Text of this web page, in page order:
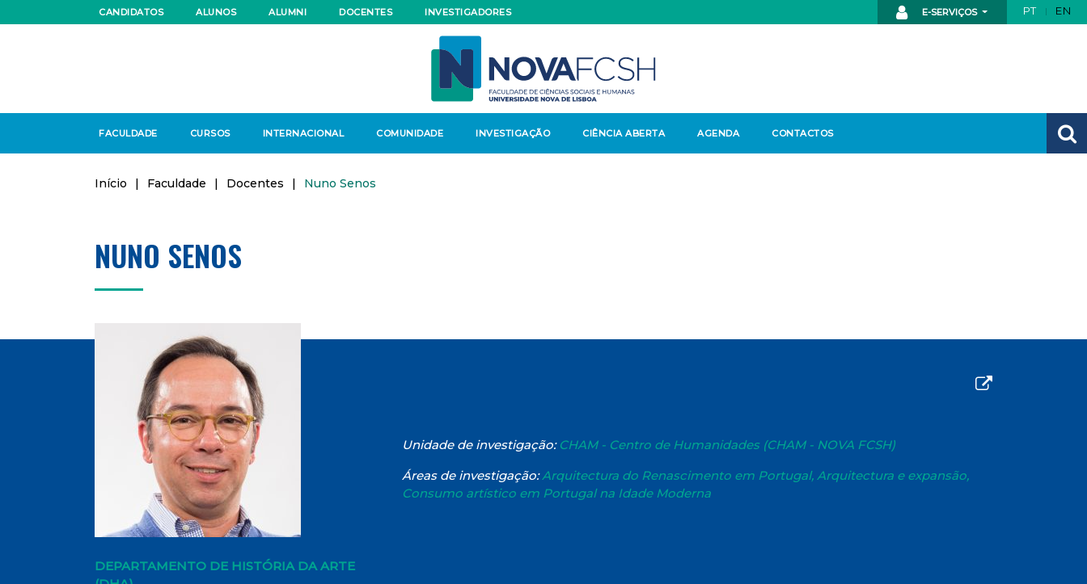
E-SERVIÇOS PT EN
CANDIDATOS ALUNOS ALUMNI DOCENTES INVESTIGADORES
FACULDADE CURSOS INTERNACIONAL COMUNIDADE INVESTIGAÇÃO CIÊNCIA ABERTA AGENDA CONTACTOS
Início | Faculdade | Docentes | Nuno Senos
NUNO SENOS
DEPARTAMENTO DE HISTÓRIA DA ARTE
Unidade de investigação: CHAM - Centro de Humanidades (CHAM - NOVA FCSH)
Áreas de investigação:Arquitectura do Renascimento em Portugal, Arquitectura e expansão,
Consumo artístico em Portugal na Idade Moderna